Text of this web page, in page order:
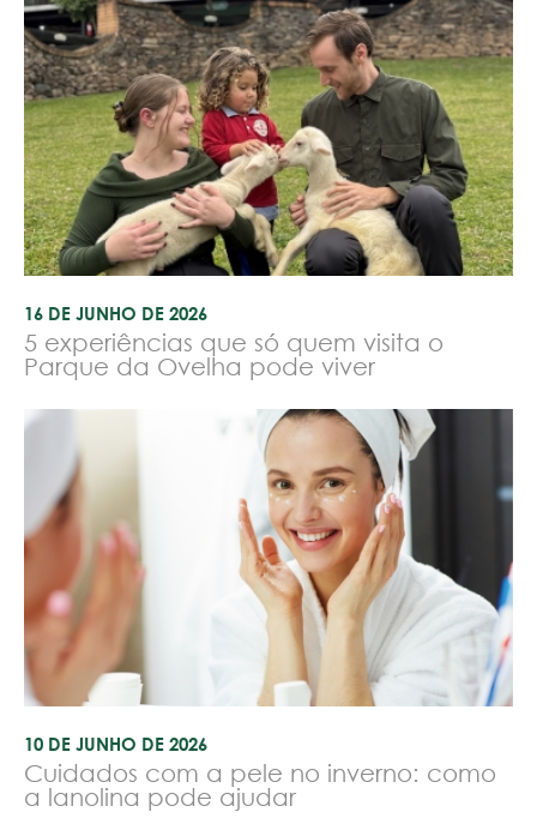
16 DE JUNHO DE 2026
5 experiências que só quem visita o
Parque da Ovelha pode viver
10 DE JUNHO DE 2026
Cuidados com a pele no inverno: como
a lanolina pode ajudar